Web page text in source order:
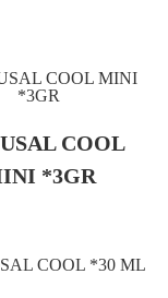
COOL
*3GR